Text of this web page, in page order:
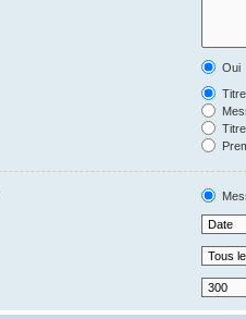
Oui